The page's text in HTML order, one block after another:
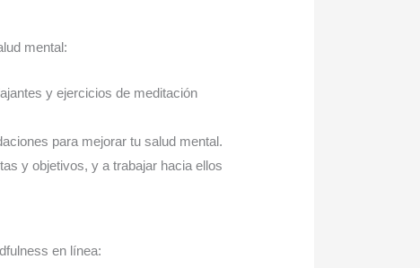
mental:
y ejercicios de meditación
para mejorar tu salud mental.
y objetivos, y a trabajar hacia ellos
en línea: